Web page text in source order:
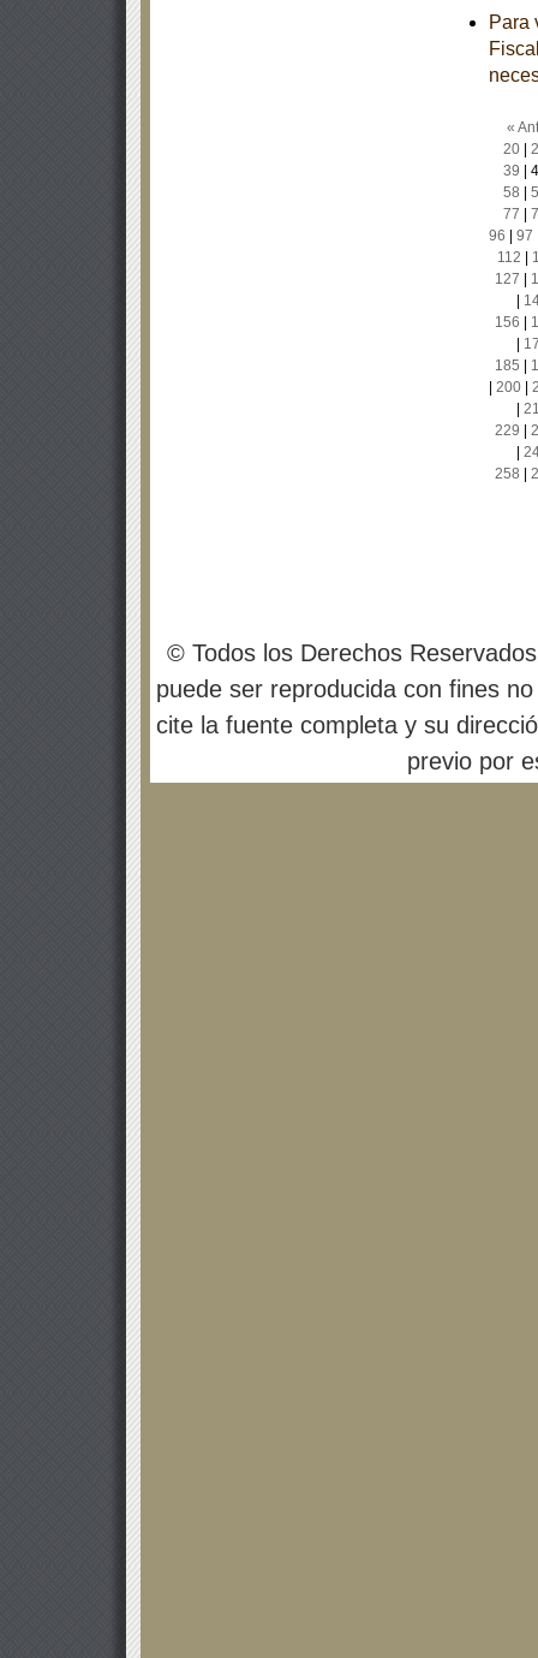
Para
«
20|
39
58
77
96
97
112
127
156
185
200|
229
258
© Todos los Derechos
puede ser reproducida con fines
cite la fuente completa y su
previo por